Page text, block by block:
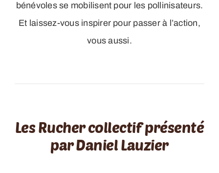
bénévoles se mobilisent pour les pollinisateurs.
Et laissez-vous inspirer pour passer à l’action,
vous aussi.
Les Rucher collectif présenté
par Daniel Lauzier